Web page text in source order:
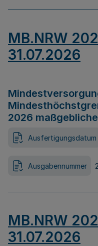
MB.NRW
31.07.2026
2026
Ausfertigungsdatum
Ausgabennummer
MB.NRW
31.07.2026